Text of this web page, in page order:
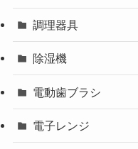
調理器具
除湿機
電動歯ブラシ
電子レンジ